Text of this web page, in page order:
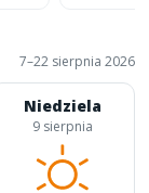
7–22 sierpnia 2026
Niedziela
9 sierpnia